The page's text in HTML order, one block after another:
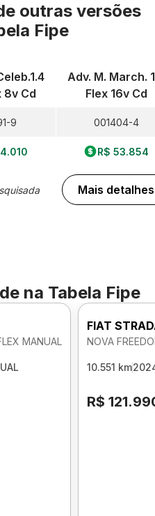
outras versões
Fipe
8v Cd
9
Adv. M. March.
Flex 16v Cd
001404-4
R$ 53.854
Mais detalhes
na Tabela Fipe
MANUAL
FIAT
NOVA
10.551 km
R$